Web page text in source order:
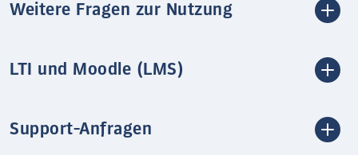
Weitere Fragen zur Nutzung
LTI und Moodle (LMS)
Support-Anfragen